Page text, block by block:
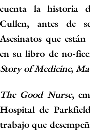
cuenta la historia
Cullen, antes de
Asesinatos que
en su libro de no-
Story of Medicine,
The Good Nurse,
Hospital de
trabajo que